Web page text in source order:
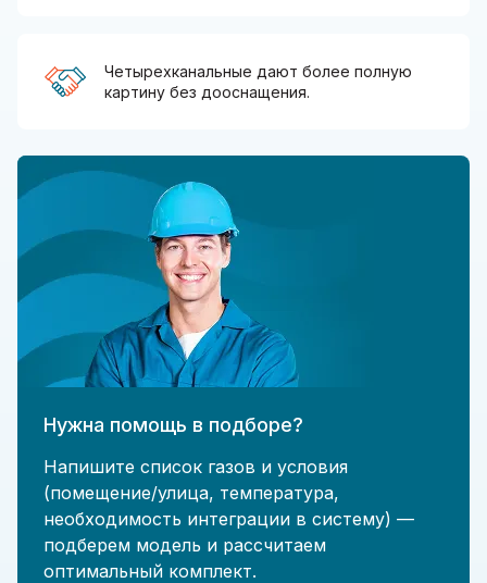
Четырехканальные дают более полную
картину без дооснащения.
Нужна помощь в подборе?
Напишите список газов и условия
(помещение/улица, температура,
необходимость интеграции в систему) —
подберем модель и рассчитаем
оптимальный комплект.